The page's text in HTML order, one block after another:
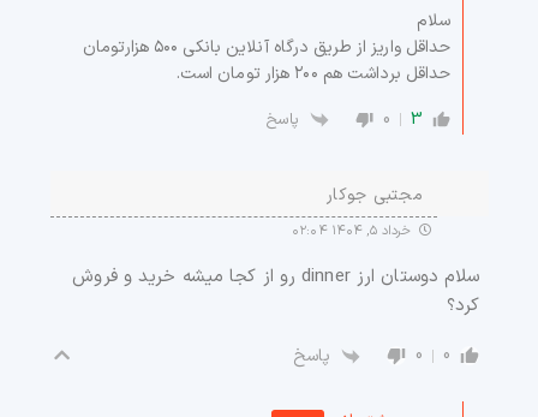
سلام
حداقل واریز از طریق درگاه آنلاین بانکی ۵۰۰ هزارتومان
حداقل برداشت هم ۲۰۰ هزار تومان است.
3
0 پاسخ
مجتبی جوکار
خرداد ۵, ۱۴۰۴ ۰۲:۰۴
سلام دوستان ارز dinner رو از کجا میشه خرید و فروش
کرد؟
0
0 پاسخ